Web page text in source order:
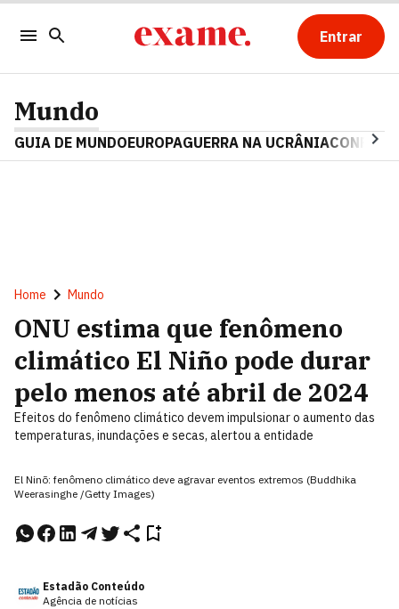
Entrar
Mundo
GUIA DE MUNDOEUROPAGUERRA NA UCRÂNIA
Home Mundo
ONU estima que fenômeno
climático El Niño pode durar
pelo menos até abril de 2024
Efeitos do fenômeno climático devem impulsionar o aumento das
temperaturas, inundações e secas, alertou a entidade
El Ninõ: fenômeno climático deve agravar eventos extremos (Buddhika
Weerasinghe /Getty Images)
Estadão Conteúdo
Agência de notícias